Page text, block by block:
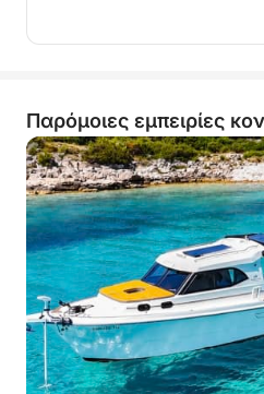
Παρόμοιες εμπειρίες